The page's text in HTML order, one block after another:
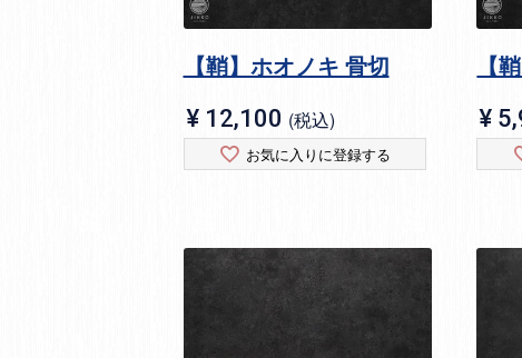
【鞘】ホオノキ 骨切
¥ 12,100 税込
お気に入りに登録する
【
¥